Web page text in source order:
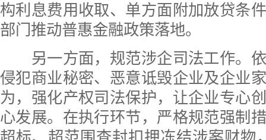
构利息费用收取、单方面附加放贷条
部门推动普惠金融政策落地。
另一方面，规范涉企司法工作。依
侵犯商业秘密、恶意诋毁企业及企业
为，强化产权司法保护，让企业专心
心发展。在执行环节，严格规范强制